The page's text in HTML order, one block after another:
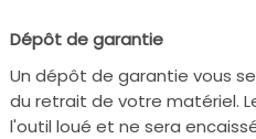
Dépôt de garantie
Un dépôt de garantie vous
du retrait de votre matériel.
l'outil loué et ne sera